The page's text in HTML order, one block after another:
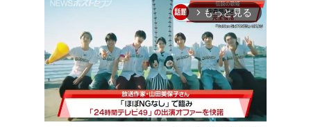
arrow_forward_ios もっと見る